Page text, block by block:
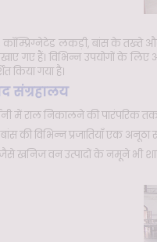
लकड़ी, बांस के तख्ते
गए हैं। विभिन्न उपयोगों के
किया गया है।
संग्रहालय
में राल निकालने की पारंपरिक
की विभिन्न प्रजातियाँ एक
खनिज वन उत्पादों के नमूने भी